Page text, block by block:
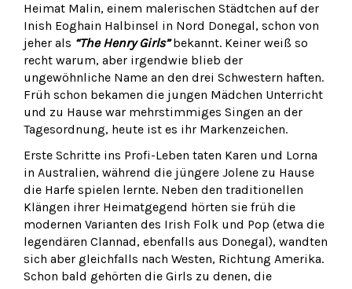
Heimat Malin, einem malerischen Städtchen auf der
Inish Eoghain Halbinsel in Nord Donegal, schon von
jeher als “The Henry Girls”bekannt. Keiner weiß so
recht warum, aber irgendwie blieb der
ungewöhnliche Name an den drei Schwestern haften.
Früh schon bekamen die jungen Mädchen Unterricht
und zu Hause war mehrstimmiges Singen an der
Tagesordnung, heute ist es ihr Markenzeichen.
Erste Schritte ins Profi-Leben taten Karen und Lorna
in Australien, während die jüngere Jolene zu Hause
die Harfe spielen lernte. Neben den traditionellen
Klängen ihrer Heimatgegend hörten sie früh die
modernen Varianten des Irish Folk und Pop (etwa die
legendären Clannad, ebenfalls aus Donegal), wandten
sich aber gleichfalls nach Westen, Richtung Amerika.
Schon bald gehörten die Girls zu denen, die